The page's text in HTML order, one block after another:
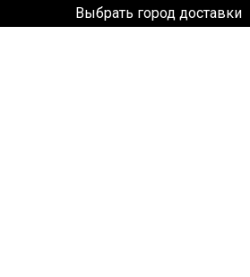
Выбрать город доставки